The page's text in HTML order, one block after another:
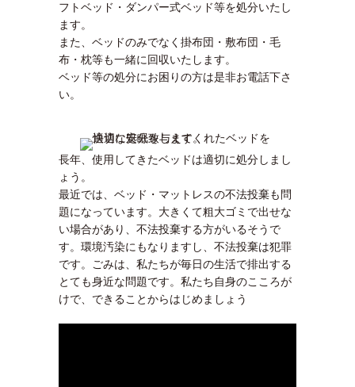
フトベッド・ダンパー式ベッド等を処分いたし
ます。
また、ベッドのみでなく掛布団・敷布団・毛
布・枕等も一緒に回収いたします。
ベッド等の処分にお困りの方は是非お電話下さ
い。
長年、使用してきたベッドは適切に処分しまし
ょう。
最近では、ベッド・マットレスの不法投棄も問
題になっています。大きくて粗大ゴミで出せな
い場合があり、不法投棄する方がいるそうで
す。環境汚染にもなりますし、不法投棄は犯罪
です。ごみは、私たちが毎日の生活で排出する
とても身近な問題です。私たち自身のこころが
けで、できることからはじめましょう